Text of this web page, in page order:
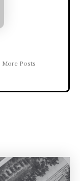
More Posts